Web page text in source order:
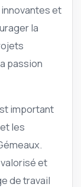
et
la
passion
important
les
et
de travail